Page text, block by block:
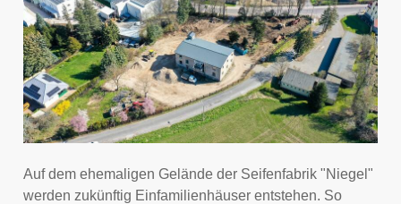
Auf dem ehemaligen Gelände der Seifenfabrik "Niegel"
werden zukünftig Einfamilienhäuser entstehen. So